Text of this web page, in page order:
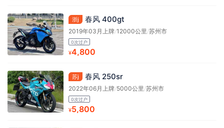
浙j 春风 400gt
2019年03月上牌/12000公里 /苏州市
0次过户
¥4,800
苏j 春风 250sr
2022年06月上牌/5000公里 /苏州市
0次过户
¥5,800